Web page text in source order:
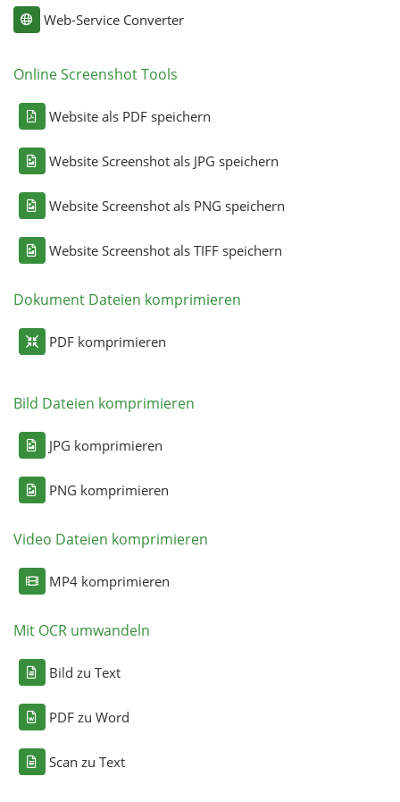
Web-Service Converter
Online Screenshot Tools
Website als PDF speichern
Website Screenshot als JPG speichern
Website Screenshot als PNG speichern
Website Screenshot als TIFF speichern
Dokument Dateien komprimieren
PDF komprimieren
Bild Dateien komprimieren
JPG komprimieren
PNG komprimieren
Video Dateien komprimieren
MP4 komprimieren
Mit OCR umwandeln
Bild zu Text
PDF zu Word
Scan zu Text